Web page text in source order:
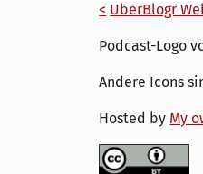
< UberBlogr
Podcast-Logo
Andere Icons
Hosted by My